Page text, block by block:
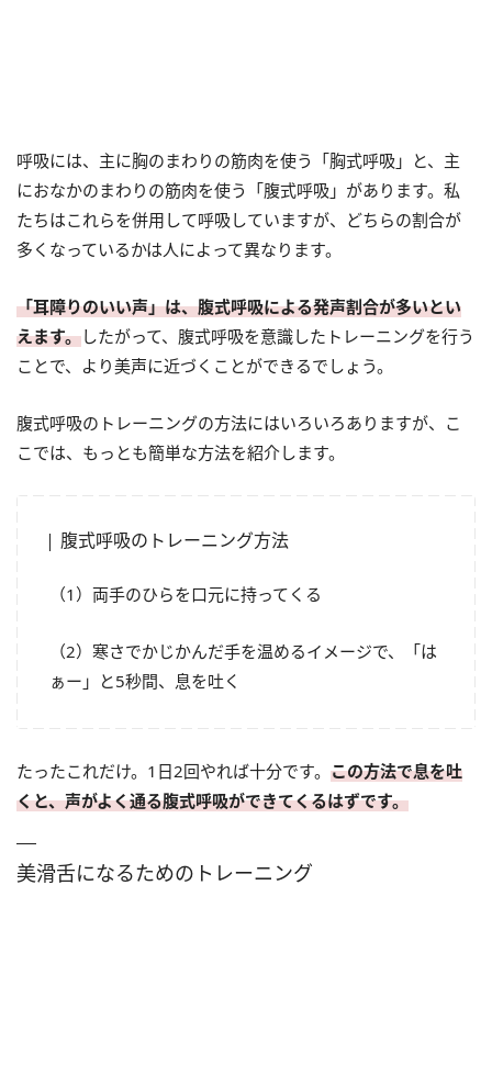
呼吸には、主に胸のまわりの筋肉を使う「胸式呼吸」と、主
におなかのまわりの筋肉を使う「腹式呼吸」があります。私
たちはこれらを併用して呼吸していますが、どちらの割合が
多くなっているかは人によって異なります。
「耳障りのいい声」は、腹式呼吸による発声割合が多いとい
えます。したがって、腹式呼吸を意識したトレーニングを行う
ことで、より美声に近づくことができるでしょう。
腹式呼吸のトレーニングの方法にはいろいろありますが、こ
こでは、もっとも簡単な方法を紹介します。
腹式呼吸のトレーニング方法
（1）両手のひらを口元に持ってくる
（2）寒さでかじかんだ手を温めるイメージで、「は
ぁー」と5秒間、息を吐く
たったこれだけ。1日2回やれば十分です。 この方法で息を吐
くと、声がよく通る腹式呼吸ができてくるはずです。
美滑舌になるためのトレーニング